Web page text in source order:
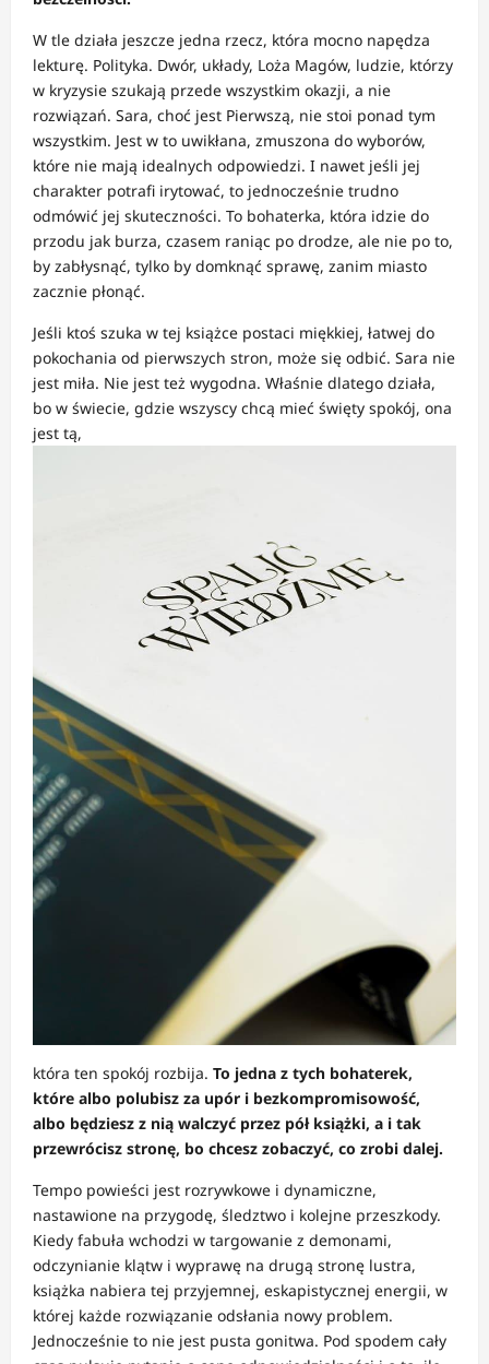
W tle działa jeszcze jedna rzecz, która mocno napędza
lekturę. Polityka. Dwór, układy, Loża Magów, ludzie, którzy
w kryzysie szukają przede wszystkim okazji, a nie
rozwiązań. Sara, choć jest Pierwszą, nie stoi ponad tym
wszystkim. Jest w to uwikłana, zmuszona do wyborów,
które nie mają idealnych odpowiedzi. I nawet jeśli jej
charakter potrafi irytować, to jednocześnie trudno
odmówić jej skuteczności. To bohaterka, która idzie do
przodu jak burza, czasem raniąc po drodze, ale nie po to,
by zabłysnąć, tylko by domknąć sprawę, zanim miasto
zacznie płonąć.
Jeśli ktoś szuka w tej książce postaci miękkiej, łatwej do
pokochania od pierwszych stron, może się odbić. Sara nie
jest miła. Nie jest też wygodna. Właśnie dlatego działa,
bo w świecie, gdzie wszyscy chcą mieć święty spokój, ona
jest tą,
która ten spokój rozbija. To jedna z tych bohaterek,
które albo polubisz za upór i bezkompromisowość,
albo będziesz z nią walczyć przez pół książki, a i tak
przewrócisz stronę, bo chcesz zobaczyć, co zrobi dalej.
Tempo powieści jest rozrywkowe i dynamiczne,
nastawione na przygodę, śledztwo i kolejne przeszkody.
Kiedy fabuła wchodzi w targowanie z demonami,
odczynianie klątw i wyprawę na drugą stronę lustra,
książka nabiera tej przyjemnej, eskapistycznej energii, w
której każde rozwiązanie odsłania nowy problem.
Jednocześnie to nie jest pusta gonitwa. Pod spodem cały